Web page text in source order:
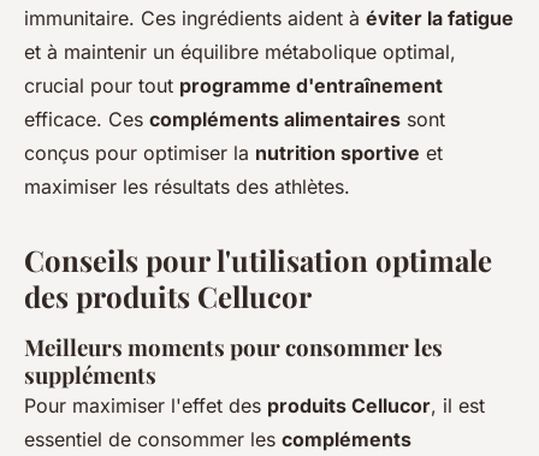
immunitaire. Ces ingrédients aident à éviter la fatigue
et à maintenir un équilibre métabolique optimal,
crucial pour tout programme d'entraînement
efficace. Ces compléments alimentaires sont
conçus pour optimiser la nutrition sportive et
maximiser les résultats des athlètes.
Conseils pour l'utilisation optimale
des produits Cellucor
Meilleurs moments pour consommer les
suppléments
Pour maximiser l'effet des produits Cellucor, il est
essentiel de consommer les compléments